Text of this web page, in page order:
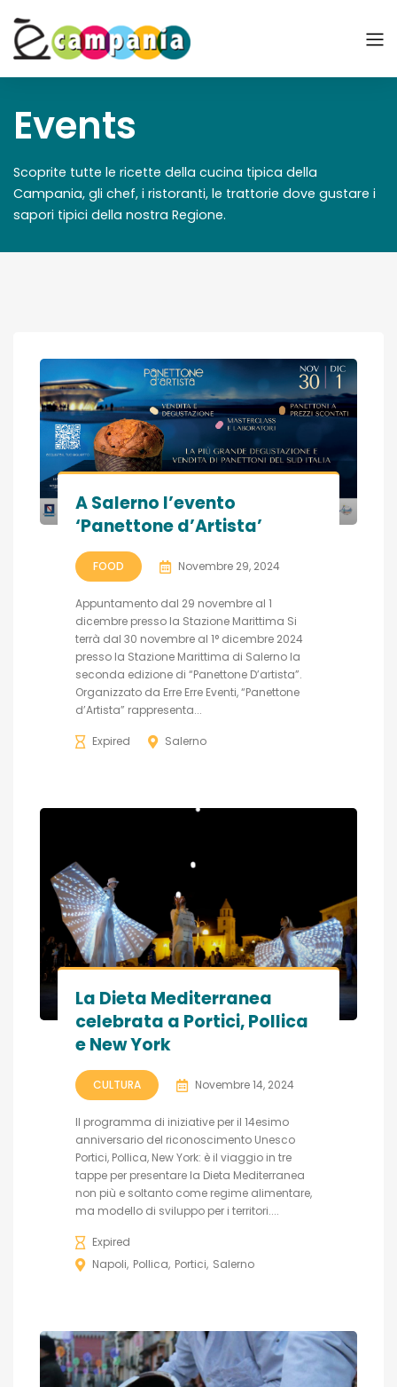
Events
Scoprite tutte le ricette della cucina tipica della
Campania, gli chef, i ristoranti, le trattorie dove gustare i
sapori tipici della nostra Regione.
A Salerno l’evento
‘Panettone d’Artista’
FOOD Novembre 29, 2024
Appuntamento dal 29 novembre al 1
dicembre presso la Stazione Marittima Si
terrà dal 30 novembre al 1° dicembre 2024
presso la Stazione Marittima di Salerno la
seconda edizione di “Panettone D’artista”.
Organizzato da Erre Erre Eventi, “Panettone
d’Artista” rappresenta...
Expired Salerno
La Dieta Mediterranea
celebrata a Portici, Pollica
e New York
CULTURA Novembre 14, 2024
Il programma di iniziative per il 14esimo
anniversario del riconoscimento Unesco
Portici, Pollica, New York: è il viaggio in tre
tappe per presentare la Dieta Mediterranea
non più e soltanto come regime alimentare,
ma modello di sviluppo per i territori....
Expired
Napoli Pollica Portici Salerno